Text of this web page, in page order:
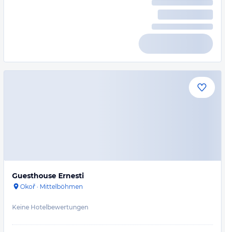
Guesthouse Ernesti
Okoř · Mittelböhmen
Keine Hotelbewertungen